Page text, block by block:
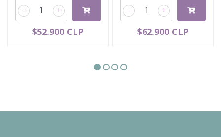
+
-
$52.900 CLP
+
-
$62.900 CLP